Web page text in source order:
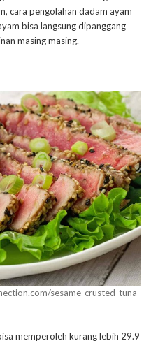
cara pengolahan dadam ayam
bisa langsung dipanggang
masing masing.
sesame-crusted-tuna-
memperoleh kurang lebih 29.9